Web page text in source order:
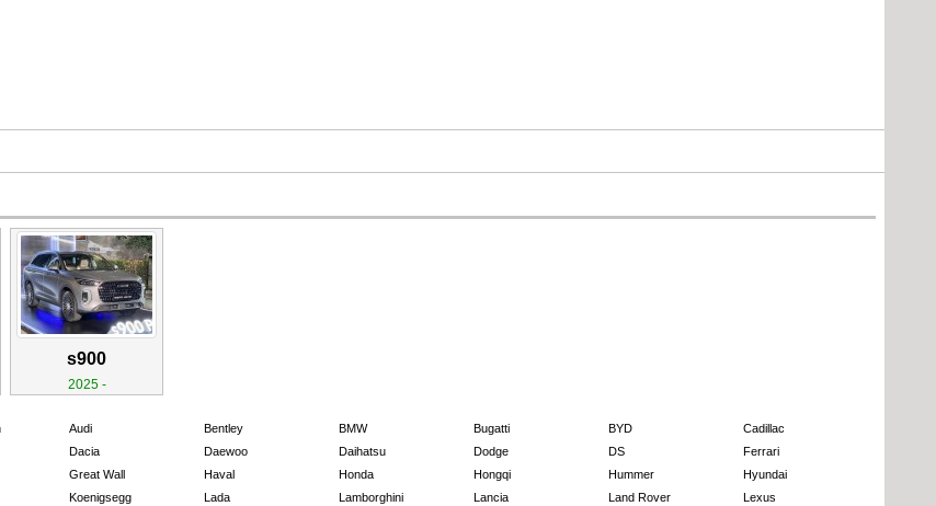
s900
2025 -
Audi Bentley BMW Bugatti BYD
Cadillac
Dacia Daewoo Daihatsu Dodge DS
Ferrari
Great Wall Haval Honda Hongqi Hummer
Hyundai
Koenigsegg Lada Lamborghini Lancia Land Rover Lexus